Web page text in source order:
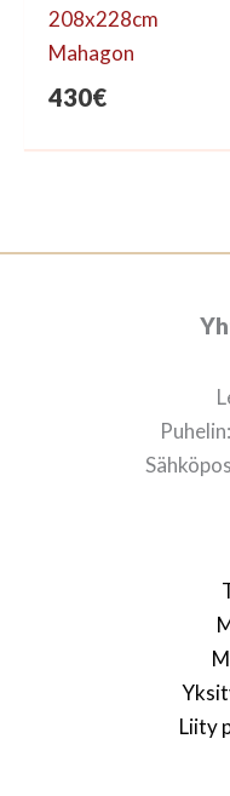
208x228cm
Mahagon
430€
Puhelin:
Liity